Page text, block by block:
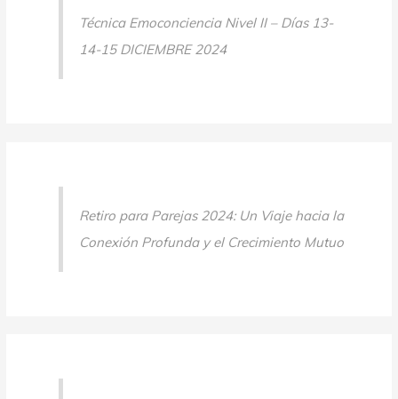
Técnica Emoconciencia Nivel II – Días 13-
14-15 DICIEMBRE 2024
Retiro para Parejas 2024: Un Viaje hacia la
Conexión Profunda y el Crecimiento Mutuo